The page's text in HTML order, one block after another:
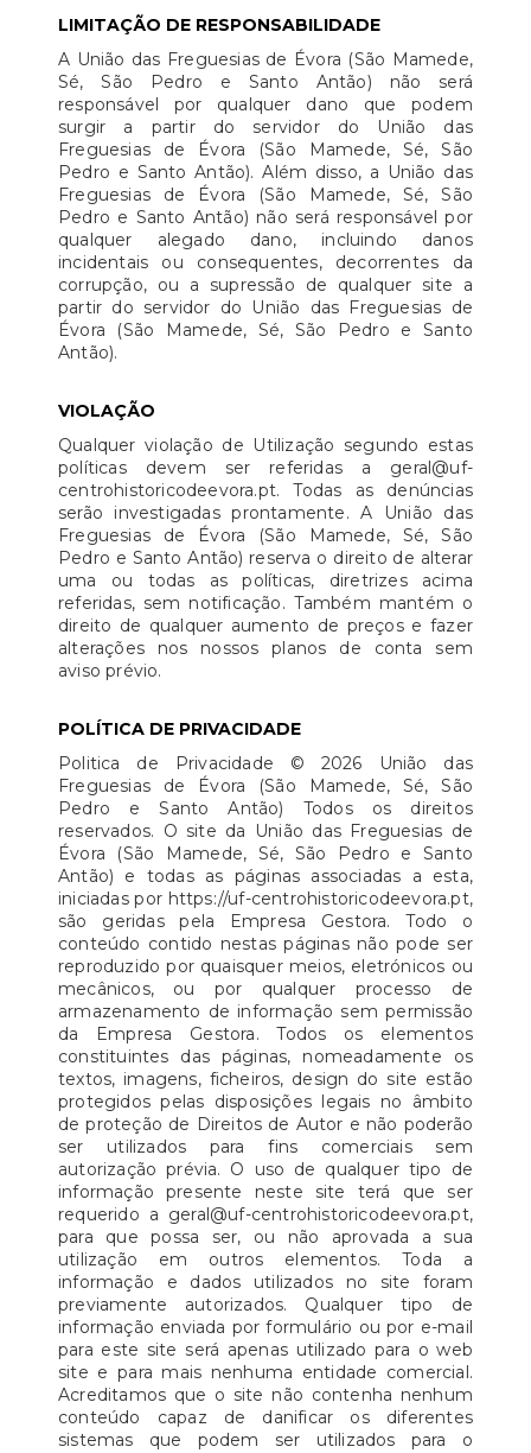
LIMITAÇÃO DE RESPONSABILIDADE
A União das Freguesias de Évora (São Mamede,
Sé, São Pedro e Santo Antão) não será
responsável por qualquer dano que podem
surgir a partir do servidor do União das
Freguesias de Évora (São Mamede, Sé, São
Pedro e Santo Antão). Além disso, a União das
Freguesias de Évora (São Mamede, Sé, São
Pedro e Santo Antão) não será responsável por
qualquer alegado dano, incluindo danos
incidentais ou consequentes, decorrentes da
corrupção, ou a supressão de qualquer site a
partir do servidor do União das Freguesias de
Évora (São Mamede, Sé, São Pedro e Santo
Antão).
VIOLAÇÃO
Qualquer violação de Utilização segundo estas
políticas devem ser referidas a geral@uf-
centrohistoricodeevora.pt. Todas as denúncias
serão investigadas prontamente. A União das
Freguesias de Évora (São Mamede, Sé, São
Pedro e Santo Antão) reserva o direito de alterar
uma ou todas as políticas, diretrizes acima
referidas, sem notificação. Também mantém o
direito de qualquer aumento de preços e fazer
alterações nos nossos planos de conta sem
aviso prévio.
POLÍTICA DE PRIVACIDADE
Politica de Privacidade © 2026 União das
Freguesias de Évora (São Mamede, Sé, São
Pedro e Santo Antão) Todos os direitos
reservados. O site da União das Freguesias de
Évora (São Mamede, Sé, São Pedro e Santo
Antão) e todas as páginas associadas a esta,
iniciadas por https://uf-centrohistoricodeevora.pt,
são geridas pela Empresa Gestora. Todo o
conteúdo contido nestas páginas não pode ser
reproduzido por quaisquer meios, eletrónicos ou
mecânicos, ou por qualquer processo de
armazenamento de informação sem permissão
da Empresa Gestora. Todos os elementos
constituintes das páginas, nomeadamente os
textos, imagens, ficheiros, design do site estão
protegidos pelas disposições legais no âmbito
de proteção de Direitos de Autor e não poderão
ser utilizados para fins comerciais sem
autorização prévia. O uso de qualquer tipo de
informação presente neste site terá que ser
requerido a geral@uf-centrohistoricodeevora.pt,
para que possa ser, ou não aprovada a sua
utilização em outros elementos. Toda a
informação e dados utilizados no site foram
previamente autorizados. Qualquer tipo de
informação enviada por formulário ou por e-mail
para este site será apenas utilizado para o web
site e para mais nenhuma entidade comercial.
Acreditamos que o site não contenha nenhum
conteúdo capaz de danificar os diferentes
sistemas que podem ser utilizados para o